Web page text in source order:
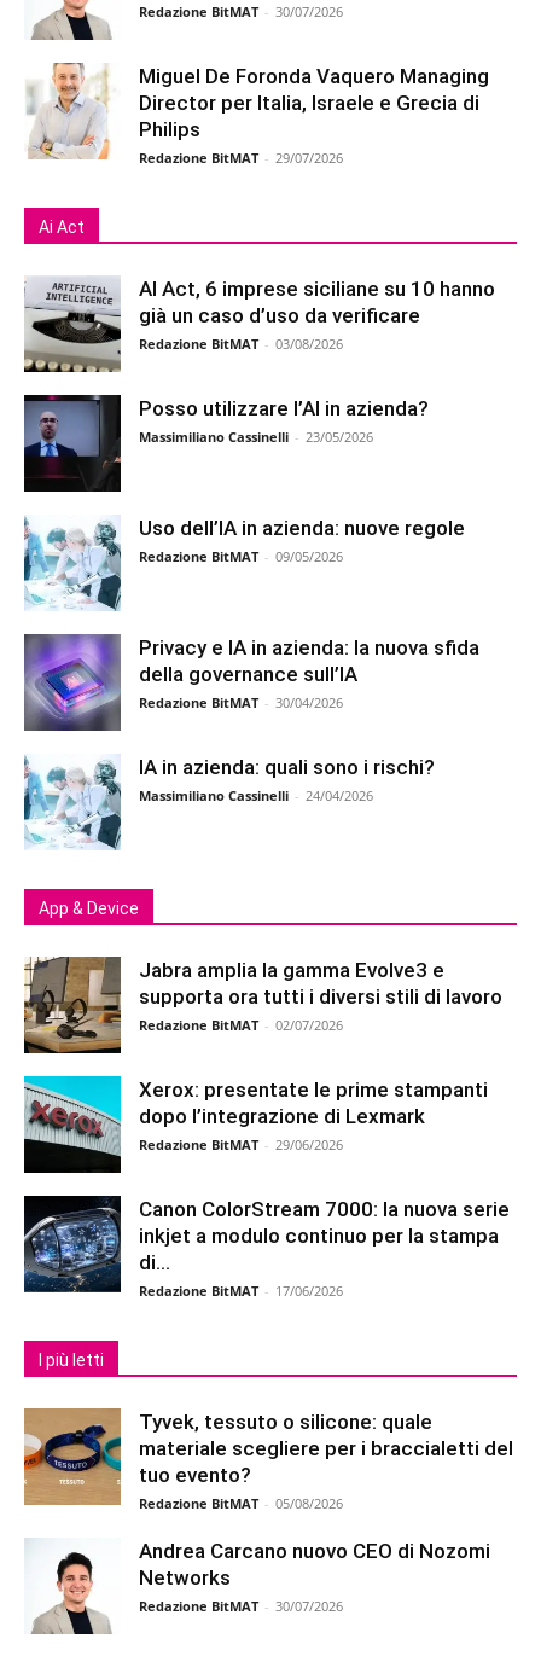
Redazione BitMAT - 30/07/2026
Miguel De Foronda Vaquero Managing
Director per Italia, Israele e Grecia di
Philips
Redazione BitMAT - 29/07/2026
Ai Act
AI Act, 6 imprese siciliane su 10 hanno
già un caso d’uso da verificare
Redazione BitMAT - 03/08/2026
Posso utilizzare l’AI in azienda?
Massimiliano Cassinelli - 23/05/2026
Uso dell’IA in azienda: nuove regole
Redazione BitMAT - 09/05/2026
Privacy e IA in azienda: la nuova sfida
della governance sull’IA
Redazione BitMAT - 30/04/2026
IA in azienda: quali sono i rischi?
Massimiliano Cassinelli - 24/04/2026
App & Device
Jabra amplia la gamma Evolve3 e
supporta ora tutti i diversi stili di lavoro
Redazione BitMAT - 02/07/2026
Xerox: presentate le prime stampanti
dopo l’integrazione di Lexmark
Redazione BitMAT - 29/06/2026
Canon ColorStream 7000: la nuova serie
inkjet a modulo continuo per la stampa
di...
Redazione BitMAT - 17/06/2026
I più letti
Tyvek, tessuto o silicone: quale
materiale scegliere per i braccialetti del
tuo evento?
Redazione BitMAT - 05/08/2026
Andrea Carcano nuovo CEO di Nozomi
Networks
Redazione BitMAT - 30/07/2026